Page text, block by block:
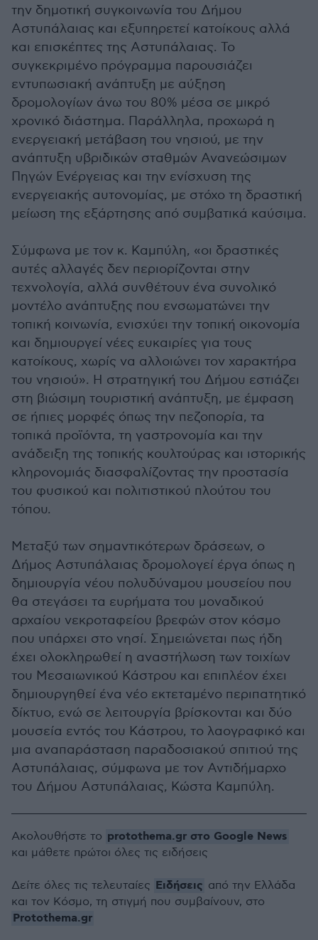
την δημοτική συγκοινωνία του Δήμου
Αστυπάλαιας και εξυπηρετεί κατοίκους αλλά
και επισκέπτες της Αστυπάλαιας. Το
συγκεκριμένο πρόγραμμα παρουσιάζει
εντυπωσιακή ανάπτυξη με αύξηση
δρομολογίων άνω του 80% μέσα σε μικρό
χρονικό διάστημα. Παράλληλα, προχωρά η
ενεργειακή μετάβαση του νησιού, με την
ανάπτυξη υβριδικών σταθμών Ανανεώσιμων
Πηγών Ενέργειας και την ενίσχυση της
ενεργειακής αυτονομίας, με στόχο τη δραστική
μείωση της εξάρτησης από συμβατικά καύσιμα.
Σύμφωνα με τον κ. Καμπύλη, «οι δραστικές
αυτές αλλαγές δεν περιορίζονται στην
τεχνολογία, αλλά συνθέτουν ένα συνολικό
μοντέλο ανάπτυξης που ενσωματώνει την
τοπική κοινωνία, ενισχύει την τοπική οικονομία
και δημιουργεί νέες ευκαιρίες για τους
κατοίκους, χωρίς να αλλοιώνει τον χαρακτήρα
του νησιού». Η στρατηγική του Δήμου εστιάζει
στη βιώσιμη τουριστική ανάπτυξη, με έμφαση
σε ήπιες μορφές όπως την πεζοπορία, τα
τοπικά προϊόντα, τη γαστρονομία και την
ανάδειξη της τοπικής κουλτούρας και ιστορικής
κληρονομιάς διασφαλίζοντας την προστασία
του φυσικού και πολιτιστικού πλούτου του
τόπου.
Μεταξύ των σημαντικότερων δράσεων, ο
Δήμος Αστυπάλαιας δρομολογεί έργα όπως η
δημιουργία νέου πολυδύναμου μουσείου που
θα στεγάσει τα ευρήματα του μοναδικού
αρχαίου νεκροταφείου βρεφών στον κόσμο
που υπάρχει στο νησί. Σημειώνεται πως ήδη
έχει ολοκληρωθεί η αναστήλωση των τοιχίων
του Μεσαιωνικού Κάστρου και επιπλέον έχει
δημιουργηθεί ένα νέο εκτεταμένο περιπατητικό
δίκτυο, ενώ σε λειτουργία βρίσκονται και δύο
μουσεία εντός του Κάστρου, το λαογραφικό και
μια αναπαράσταση παραδοσιακού σπιτιού της
Αστυπάλαιας, σύμφωνα με τον Αντιδήμαρχο
του Δήμου Αστυπάλαιας, Κώστα Καμπύλη.
Ακολουθήστε το protothema.gr στο Google News
και μάθετε πρώτοι όλες τις ειδήσεις
Δείτε όλες τις τελευταίες Ειδήσεις από την Ελλάδα
και τον Κόσμο, τη στιγμή που συμβαίνουν, στο
Protothema.gr